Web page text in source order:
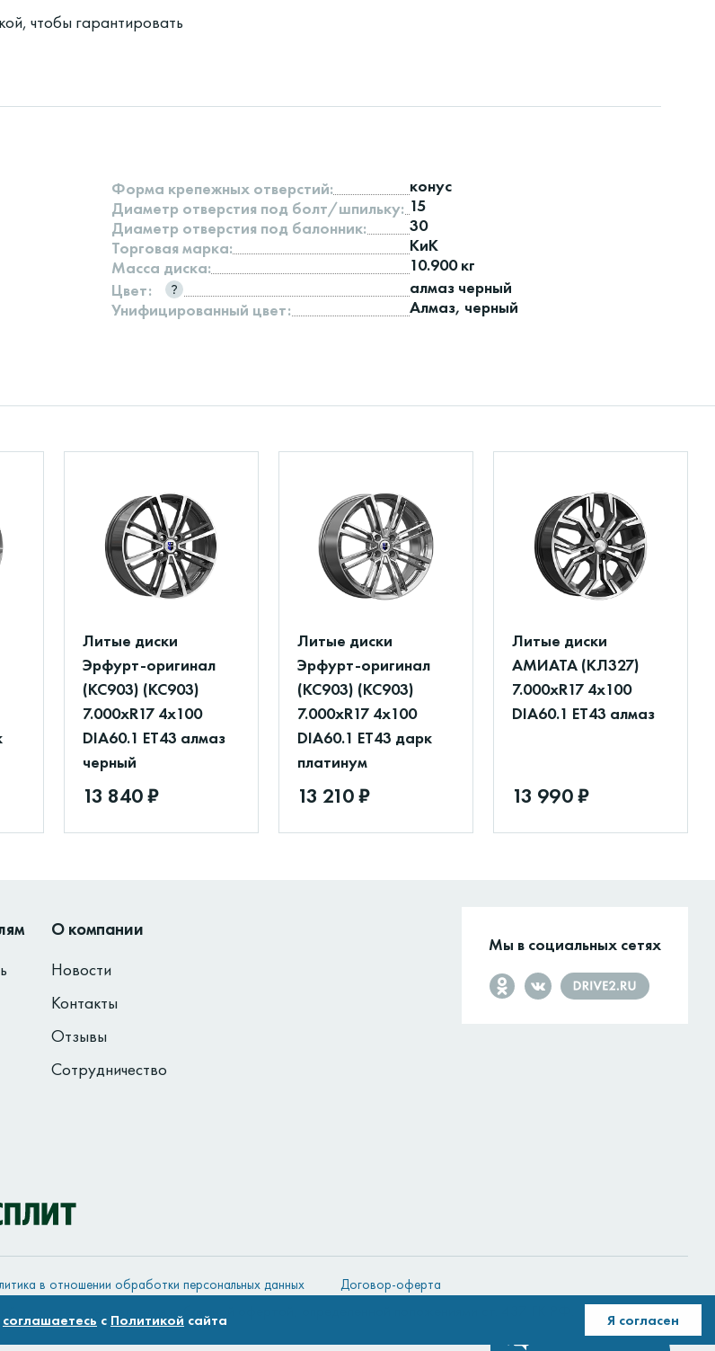
чтобы гарантировать
Форма крепежных отверстий:
конус
Диаметр отверстия под болт/шпильку: 15
Диаметр отверстия под балонник:
30
Торговая марка:
КиК
Масса диска:
10.900 кг
Цвет:
алмаз черный
Унифицированный цвет:
Алмаз, черный
Литые диски
Эрфурт-оригинал
(КС903) (КС903)
7.000xR17 4x100
DIA60.1 ET43 алмаз
черный
13 840 ₽
Литые диски
Эрфурт-оригинал
(КС903) (КС903)
7.000xR17 4x100
DIA60.1 ET43 дарк
платинум
13 210 ₽
Литые диски
АМИАТА (КЛ327)
7.000xR17 4x100
DIA60.1 ET43 алмаз
13 990 ₽
О компании
Новости
Контакты
Отзывы
Сотрудничество
Мы в социальных сетях
в отношении обработки персональных данных Договор-оферта
характер и не является публичной офертой, определенной положениями ст. 437 ГК РФ. Подробнее
соглашаетесь с Политикой сайта Я согласен